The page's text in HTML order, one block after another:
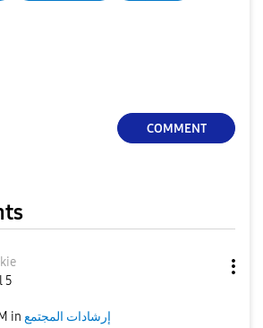
COMMENT
5
in إرشادات المجتمع